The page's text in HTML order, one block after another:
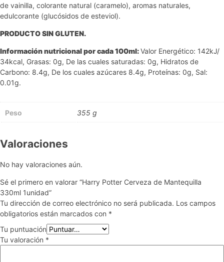
de vainilla, colorante natural (caramelo), aromas naturales,
edulcorante (glucósidos de esteviol).
PRODUCTO SIN GLUTEN.
Información nutricional por cada 100ml:Valor Energético: 142kJ/
34kcal, Grasas: 0g, De las cuales saturadas: 0g, Hidratos de
Carbono: 8.4g, De los cuales azúcares 8.4g, Proteínas: 0g, Sal:
0.01g.
Peso 355 g
Valoraciones
No hay valoraciones aún.
Sé el primero en valorar “Harry Potter Cerveza de Mantequilla
330ml 1unidad”
Tu dirección de correo electrónico no será publicada. Los campos
obligatorios están marcados con *
Tu puntuación
Tu valoración *